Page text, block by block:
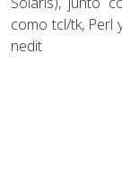
como tcl/tk, Perl
nedit